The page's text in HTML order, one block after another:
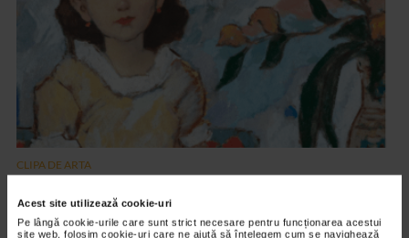
Acest site utilizează cookie-uri
Pe lângă cookie-urile care sunt strict necesare pentru funcționarea acestui
site web, folosim cookie-uri care ne ajută să înțelegem cum se navighează
CLIPA DE ARTA
Catena
11/06/2026